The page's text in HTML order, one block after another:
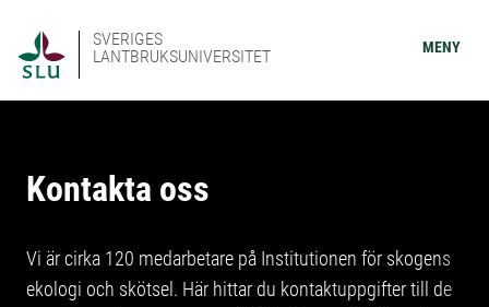
SVERIGES
LANTBRUKSUNIVERSITET
MENY
Kontakta oss
Vi är cirka 120 medarbetare på Institutionen för skogens
ekologi och skötsel. Här hittar du kontaktuppgifter till de